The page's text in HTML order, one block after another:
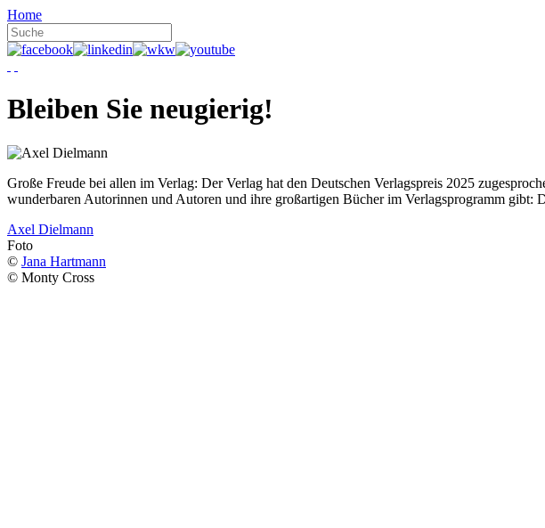
Home
Bleiben Sie neugierig!
Große Freude bei allen im Verlag: Der Verlag hat den Deutschen Verlagspreis 2025
wunderbaren Autorinnen und Autoren und ihre großartigen Bücher im Verlagsprogramm
Axel Dielmann
Foto
© Jana Hartmann
© Monty Cross